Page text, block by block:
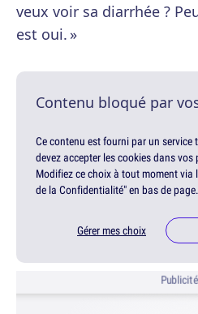
veux voir sa diarrhée ?
est oui. »
Contenu bloqué par
Ce contenu est fourni par un service
devez accepter les cookies dans
Modifiez ce choix à tout moment via
de la Confidentialité" en bas de page.
Gérer mes choix
Publicité